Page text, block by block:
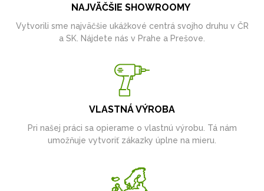
NAJVÄČŠIE SHOWROOMY
Vytvorili sme najväčšie ukážkové centrá svojho druhu v ČR
a SK. Nájdete nás v Prahe a Prešove.
VLASTNÁ VÝROBA
Pri našej práci sa opierame o vlastnú výrobu. Tá nám
umožňuje vytvoriť zákazky úplne na mieru.